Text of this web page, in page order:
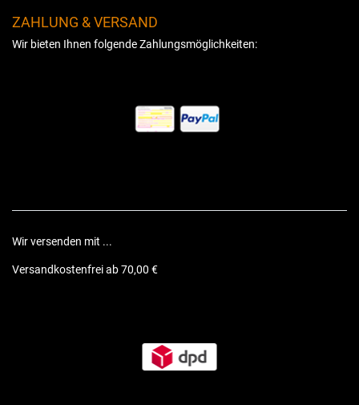
ZAHLUNG & VERSAND
Wir bieten Ihnen folgende Zahlungsmöglichkeiten:
Wir versenden mit ...
Versandkostenfrei ab 70,00 €